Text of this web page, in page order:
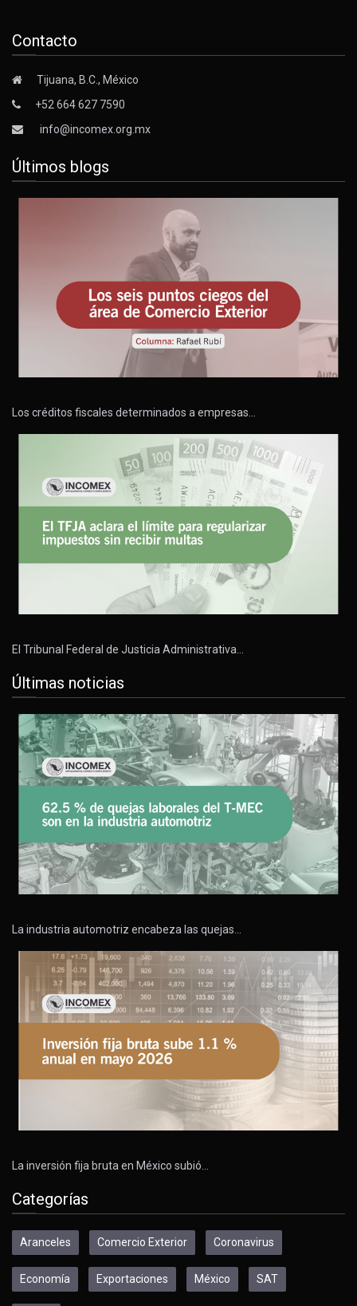
Contacto
Tijuana, B.C., México
+52 664 627 7590
info@incomex.org.mx
Últimos blogs
Los créditos fiscales determinados a empresas…
El Tribunal Federal de Justicia Administrativa…
Últimas noticias
La industria automotriz encabeza las quejas…
La inversión fija bruta en México subió…
Categorías
Aranceles Comercio Exterior Coronavirus
Economía Exportaciones México SAT